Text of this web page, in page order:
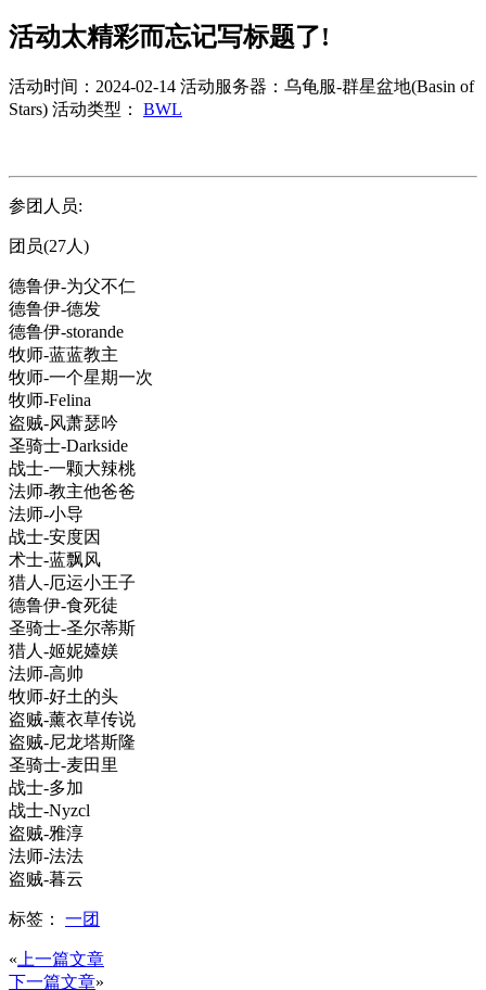
活动太精彩而忘记写标题了!
活动时间：2024-02-14 活动服务器：乌龟服-群星盆地(Basin of
Stars) 活动类型： BWL
参团人员:
团员(27人)
德鲁伊-为父不仁
德鲁伊-德发
德鲁伊-storande
牧师-蓝蓝教主
牧师-一个星期一次
牧师-Felina
盗贼-风萧瑟吟
圣骑士-Darkside
战士-一颗大辣桃
法师-教主他爸爸
法师-小导
战士-安度因
术士-蓝飘风
猎人-厄运小王子
德鲁伊-食死徒
圣骑士-圣尔蒂斯
猎人-姬妮嬯媄
法师-高帅
牧师-好土的头
盗贼-薰衣草传说
盗贼-尼龙塔斯隆
圣骑士-麦田里
战士-多加
战士-Nyzcl
盗贼-雅淳
法师-法法
盗贼-暮云
标签： 一团
« 上一篇文章
下一篇文章»